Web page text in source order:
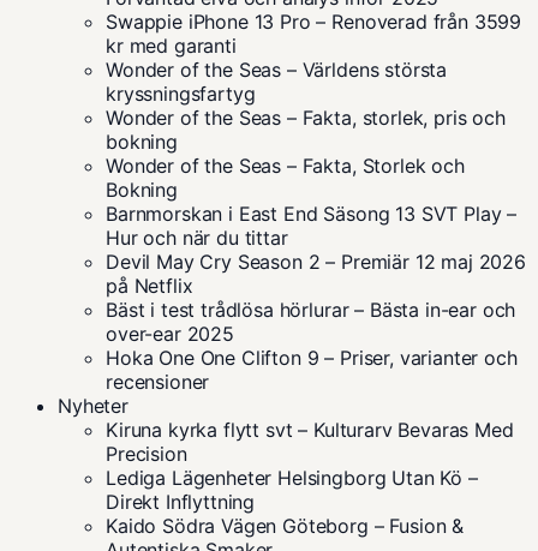
Swappie iPhone 13 Pro – Renoverad från 3599
kr med garanti
Wonder of the Seas – Världens största
kryssningsfartyg
Wonder of the Seas – Fakta, storlek, pris och
bokning
Wonder of the Seas – Fakta, Storlek och
Bokning
Barnmorskan i East End Säsong 13 SVT Play –
Hur och när du tittar
Devil May Cry Season 2 – Premiär 12 maj 2026
på Netflix
Bäst i test trådlösa hörlurar – Bästa in-ear och
over-ear 2025
Hoka One One Clifton 9 – Priser, varianter och
recensioner
Nyheter
Kiruna kyrka flytt svt – Kulturarv Bevaras Med
Precision
Lediga Lägenheter Helsingborg Utan Kö –
Direkt Inflyttning
Kaido Södra Vägen Göteborg – Fusion &